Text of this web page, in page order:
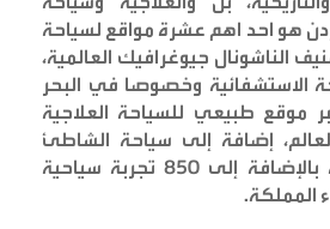
هو احد اهم عشرة مواقع لسياحة
الناشونال جيوغرافيك العالمية،
الاستشفائية وخصوصا في البحر
موقع طبيعي للسياحة العلاجية
إضافة إلى سياحة الشاطئ
والغوص في العقبة بالإضافة إلى 850 تجربة سياحية
المملكة.